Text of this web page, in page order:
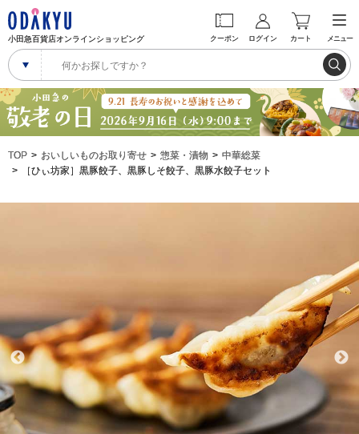
小田急百貨店オンラインショッピング クーポン ログイン カート メニュー
TOP おいしいものお取り寄せ 惣菜・漬物
中華総菜
［ひぃ坊家］黒豚餃子、黒豚しそ餃子、黒豚水餃子セット